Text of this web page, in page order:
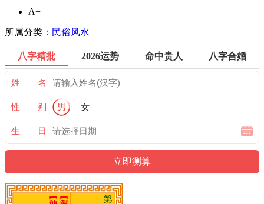
A+
所属分类： 民俗风水
八字精批 2026运势 命中贵人 八字合婚
姓 名
性 别 男 女
生 日